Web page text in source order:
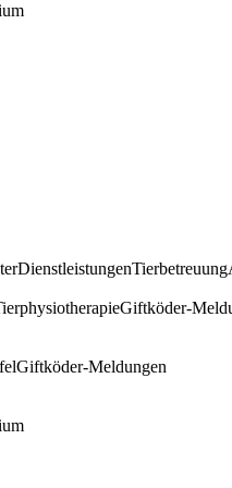
DienstleistungenTierbetreuung
Giftköder-
Giftköder-Meldungen